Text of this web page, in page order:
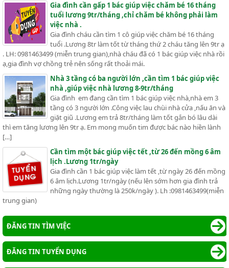
Gia đình cần gấp 1 bác giúp việc chăm bé 16 tháng
tuổi lương 9tr/tháng ,chỉ chăm bé không phải làm
việc nhà .
Gia đình cháu cần tìm 1 cô giúp việc chăm bé 16 tháng
tuổi .Lương 8tr làm tốt từ tháng thứ 2 cháu tăng lên 9tr ạ
. LH: 0981463499 (miễn trung gian),nhà cháu đã có 1 bác giúp việc nhà rồi
ạ,gia đình vợ chồng trẻ nên sống rất thoải mái.
Nhà 3 tầng có ba người lớn ,cần tìm 1 bác giúp việc
nhà ,giúp việc nhà lương 8-9tr/tháng
Gia đình em đang cần tìm 1 bác giúp việc nhà,nhà em 3
tầng có 3 người lớn .Công việc lau chùi nhà cửa ,nấu ăn và
giặt giũ .Lương em trả 8tr/tháng làm tốt gắn bó lâu dài
thì em tăng lương lên 9tr ạ. Em mong muốn tim được bác nào hiền lành
[…]
Cần tìm một bác giúp việc tết ,từ 26 đến mồng 6 âm
lịch .Lương 1tr/ngày
Gia đình cần 1 bác giúp việc làm tết ,từ ngày 26 đến mồng
6 âm lịch.Lương 1tr/ngày (nếu lên sớm hơn gia đình trả
những ngày thường là 250k/ngày ). Lh :0981463499(miễn
trung gian)
ĐĂNG TIN TÌM VIỆC
ĐĂNG TIN TUYỂN DỤNG